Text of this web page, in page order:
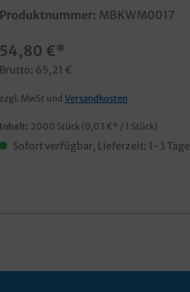
Produktnummer: MBKWM0017
54,80 €*
Brutto: 65,21 €
zzgl. MwSt und Versandkosten
Inhalt: 2000 Stück (0,03 €* / 1 Stück)
Sofort verfügbar, Lieferzeit: 1-3 Tage